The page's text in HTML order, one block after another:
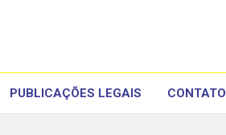
PUBLICAÇÕES LEGAIS CONTATO